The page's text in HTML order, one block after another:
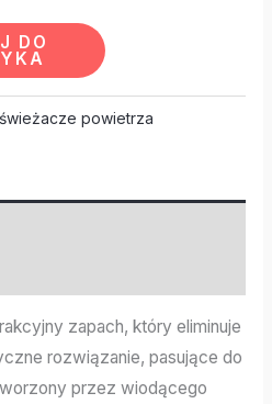
DO
powietrza
zapach, który eliminuje
rozwiązanie, pasujące do
przez wiodącego